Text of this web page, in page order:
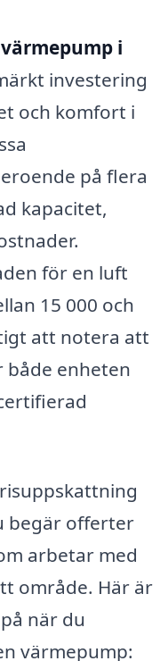
i
investering
och komfort i
på flera
kapacitet,
för en luft
15 000 och
att notera att
enheten
begär offerter
arbetar med
område. Här är
när du
värmepump: